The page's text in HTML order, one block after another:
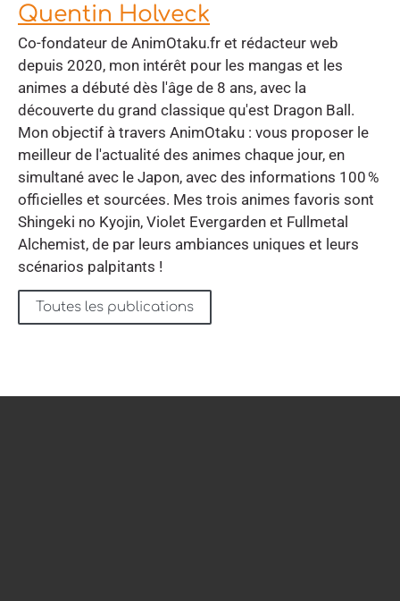
Quentin Holveck
Co-fondateur de AnimOtaku.fr et rédacteur web
depuis 2020, mon intérêt pour les mangas et les
animes a débuté dès l'âge de 8 ans, avec la
découverte du grand classique qu'est Dragon Ball.
Mon objectif à travers AnimOtaku : vous proposer le
meilleur de l'actualité des animes chaque jour, en
simultané avec le Japon, avec des informations 100 %
officielles et sourcées. Mes trois animes favoris sont
Shingeki no Kyojin, Violet Evergarden et Fullmetal
Alchemist, de par leurs ambiances uniques et leurs
scénarios palpitants !
Toutes les publications